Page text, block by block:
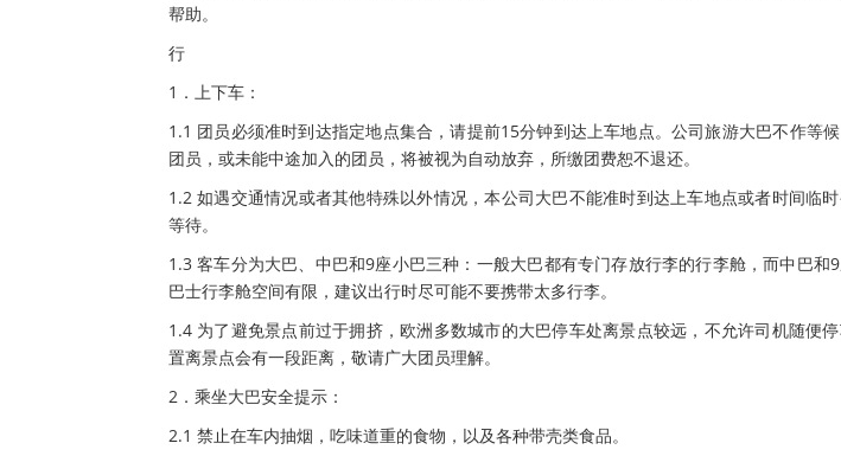
帮助。
行
1．上下车：
1.1 团员必须准时到达指定地点集合，请提前15分钟到达上车地点。公司旅游大巴不作等
团员，或未能中途加入的团员，将被视为自动放弃，所缴团费恕不退还。
1.2 如遇交通情况或者其他特殊以外情况，本公司大巴不能准时到达上车地点或者时间临
等待。
1.3 客车分为大巴、中巴和9座小巴三种：一般大巴都有专门存放行李的行李舱，而中巴
巴士行李舱空间有限，建议出行时尽可能不要携带太多行李。
1.4 为了避免景点前过于拥挤，欧洲多数城市的大巴停车处离景点较远，不允许司机随便
置离景点会有一段距离，敬请广大团员理解。
2．乘坐大巴安全提示：
2.1 禁止在车内抽烟，吃味道重的食物，以及各种带壳类食品。